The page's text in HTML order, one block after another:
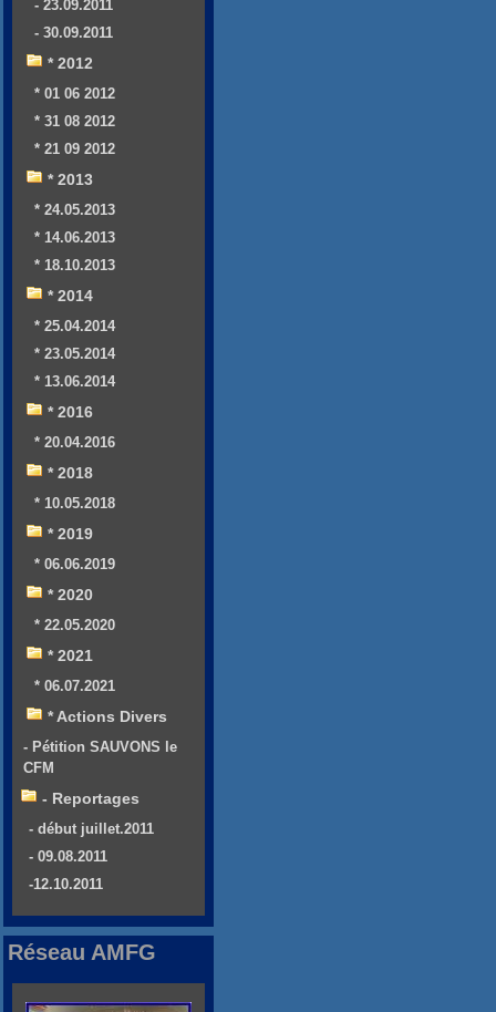
- 23.09.2011
- 30.09.2011
* 2012
* 01 06 2012
* 31 08 2012
* 21 09 2012
* 2013
* 24.05.2013
* 14.06.2013
* 18.10.2013
* 2014
* 25.04.2014
* 23.05.2014
* 13.06.2014
* 2016
* 20.04.2016
* 2018
* 10.05.2018
* 2019
* 06.06.2019
* 2020
* 22.05.2020
* 2021
* 06.07.2021
* Actions Divers
- Pétition SAUVONS le
CFM
- Reportages
- début juillet.2011
- 09.08.2011
-12.10.2011
Réseau AMFG